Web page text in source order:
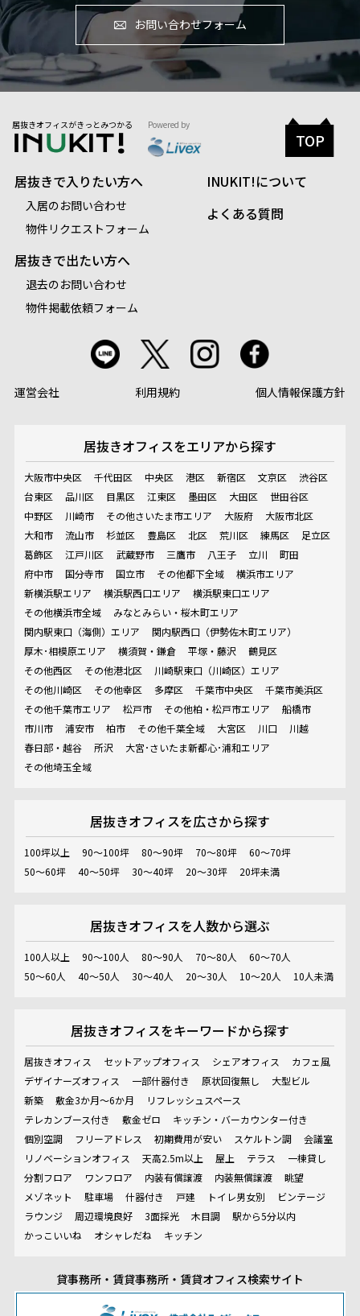
お問い合わせフォーム
居抜きオフィスがきっとみつかる Powered by
居抜きで入りたい方へ
入居のお問い合わせ
物件リクエストフォーム
居抜きで出たい方へ
退去のお問い合わせ
物件掲載依頼フォーム
INUKIT!について
よくある質問
運営会社 利用規約 個人情報保護方針
居抜きオフィスをエリアから探す
大阪市中央区 千代田区 中央区 港区 新宿区 文京区
渋谷区
台東区
品川区 目黒区 江東区 墨田区 大田区
世田谷区
中野区
川崎市 その他さいたま市エリア 大阪府
大阪市北区
大和市
流山市 杉並区 豊島区 北区 荒川区 練馬区
足立区
葛飾区
江戸川区 武蔵野市 三鷹市 八王子 立川
町田
府中市
国分寺市 国立市 その他都下全域
横浜市エリア
新横浜駅エリア
横浜駅西口エリア
横浜駅東口エリア
その他横浜市全域
みなとみらい・桜木町エリア
関内駅東口（海側）エリア
関内駅西口（伊勢佐木町エリア）
厚木･相模原エリア
横須賀・鎌倉 平塚・藤沢
鶴見区
その他西区
その他港北区
川崎駅東口（川崎区）エリア
その他川崎区
その他幸区 多摩区 千葉市中央区
千葉市美浜区
その他千葉市エリア
松戸市 その他柏・松戸市エリア
船橋市
市川市
浦安市 柏市 その他千葉全域 大宮区 川口
川越
春日部・越谷
所沢
大宮･さいたま新都心･浦和エリア
その他埼玉全域
居抜きオフィスを広さから探す
100坪以上 90～100坪 80～90坪 70～80坪
60～70坪
50～60坪
40～50坪 30～40坪 20～30坪 20坪未満
居抜きオフィスを人数から選ぶ
100人以上 90～100人 80～90人 70～80人
60～70人
50～60人
40～50人 30～40人 20～30人 10～20人 10人未満
居抜きオフィスをキーワードから探す
居抜きオフィス セットアップオフィス シェアオフィス
カフェ風
デザイナーズオフィス
一部什器付き 原状回復無し
大型ビル
新築
敷金3か月～6か月
リフレッシュスペース
テレカンブース付き
敷金ゼロ
キッチン・バーカウンター付き
個別空調
フリーアドレス 初期費用が安い スケルトン調
会議室
リノベーションオフィス
天高2.5m以上 屋上 テラス
一棟貸し
分割フロア
ワンフロア 内装有償譲渡 内装無償譲渡
眺望
メゾネット
駐車場 什器付き 戸建 トイレ男女別
ビンテージ
ラウンジ
周辺環境良好 3面採光 木目調
駅から5分以内
かっこいいね
オシャレだね キッチン
貸事務所・賃貸事務所・賃貸オフィス検索サイト
TOP